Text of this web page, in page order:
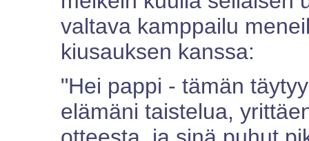
valtava kamppailu
kiusauksen kanssa:
"Hei pappi - tämän
elämäni taistelua,